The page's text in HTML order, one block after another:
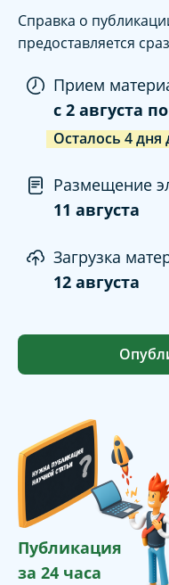
Справка о
предоставляется
Прием
c 2 августа по
Осталось 4дня
Размещение
11 августа
Загрузка
12 августа
Публикация
за 24 часа